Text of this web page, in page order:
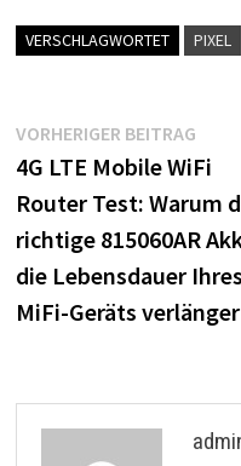
VERSCHLAGWORTET PIXEL
VORHERIGER BEITRAG
4G LTE Mobile WiFi
Router Test: Warum
richtige 815060AR
die Lebensdauer Ihres
MiFi-Geräts